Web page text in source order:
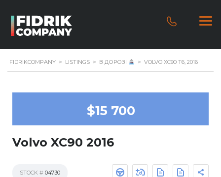
FIDRIKCOMPANY > LISTINGS > В ДОРОЗІ > VOLVO XC90 T6, 2016
$15 700
Volvo XC90 2016
STOCK # 04730